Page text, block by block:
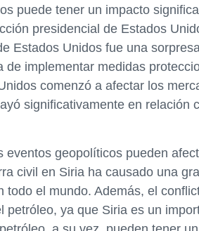
puede tener un impacto
presidencial de Estados
Estados Unidos fue una
de implementar medidas
comenzó a afectar los
significativamente en relación
eventos geopolíticos pueden
civil en Siria ha causado una
todo el mundo. Además, el
petróleo, ya que Siria es un